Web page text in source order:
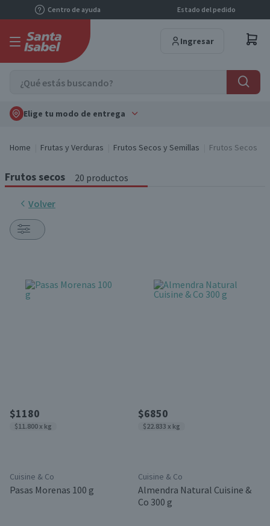
Centro de ayuda Estado del pedido
Ingresar
Elige tu modo de entrega
Home Frutas y Verduras Frutos Secos y Semillas Frutos Secos
Frutos secos 20 productos
Volver
$1180
$11.800 x kg
Cuisine & Co
Pasas Morenas 100 g
$6850
$22.833 x kg
Cuisine & Co
Almendra Natural Cuisine &
Co 300 g